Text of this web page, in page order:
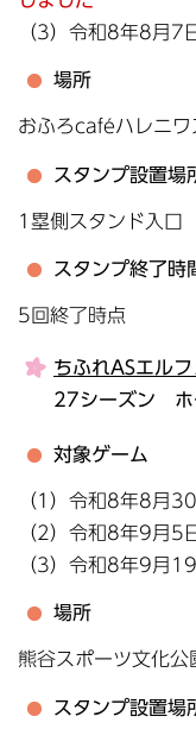
（3）令和8年8
場所
おふろcaféハレニワ
スタンプ設置場
1塁側スタンド入口
スタンプ終了時
5回終了時点
ちふれASエルフ
27シーズン ホ
対象ゲーム
（1）令和8年8月
（2）令和8年9月
（3）令和8年9月
場所
熊谷スポーツ文化公
スタンプ設置場